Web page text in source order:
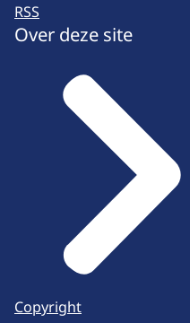
RSS
Over deze site
Copyright